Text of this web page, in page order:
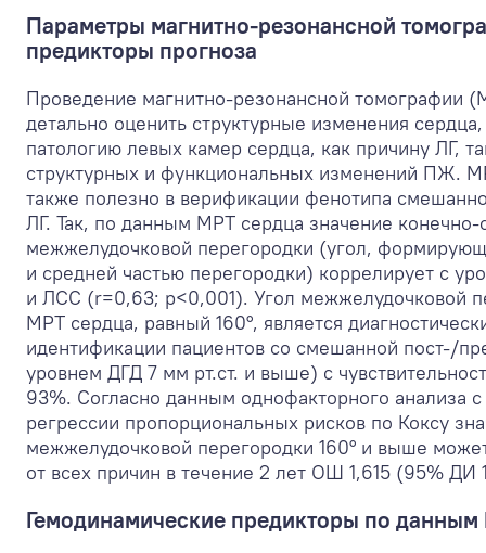
Параметры магнитно-резонансной
предикторы прогноза
Проведение магнитно-резонансной томографии
детально оценить структурные изменения
патологию левых камер сердца, как причину ЛГ,
структурных и функциональных изменений ПЖ.
также полезно в верификации фенотипа
ЛГ. Так, по данным МРТ сердца значение конечно-
межжелудочковой перегородки (угол,
и средней частью перегородки) коррелирует с
и ЛСС (r=0,63; p<0,001). Угол межжелудочковой
МРТ сердца, равный 160°, является
идентификации пациентов со смешанной пост-/
уровнем ДГД 7 мм рт.ст. и выше) с
93%. Согласно данным однофакторного анализа
регрессии пропорциональных рисков по Коксу
межжелудочковой перегородки 160° и выше
от всех причин в течение 2 лет ОШ 1,615 (95%
Гемодинамические предикторы по